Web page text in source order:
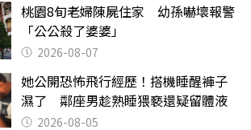
桃園8旬老婦陳屍住家 幼孫嚇壞報警
「公公殺了婆婆」
2026-08-07
她公開恐怖飛行經歷！搭機睡醒褲子
濕了 鄰座男趁熟睡猥褻還疑留體液
2026-08-05